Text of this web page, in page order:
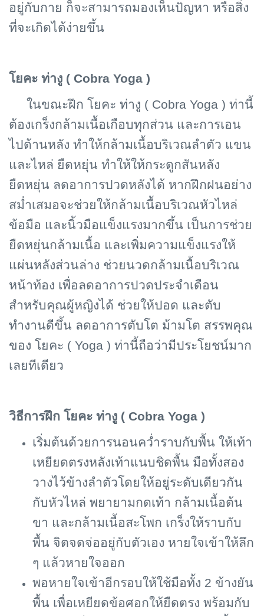
อยู่กับกาย ก็จะสามารถมองเห็นปัญหา หรือสิ่ง
ที่จะเกิดได้ง่ายขึ้น
โยคะ ท่างู ( Cobra Yoga )
ในขณะฝึก โยคะ ท่างู ( Cobra Yoga ) ท่านี้
ต้องเกร็งกล้ามเนื้อเกือบทุกส่วน และการเอน
ไปด้านหลัง ทำให้กล้ามเนื้อบริเวณลำตัว แขน
และไหล่ ยืดหยุ่น ทำให้ให้กระดูกสันหลัง
ยืดหยุ่น ลดอาการปวดหลังได้ หากฝึกฝนอย่าง
สม่ำเสมอจะช่วยให้กล้ามเนื้อบริเวณหัวไหล่
ข้อมือ และนิ้วมือแข็งแรงมากขึ้น เป็นการช่วย
ยืดหยุ่นกล้ามเนื้อ และเพิ่มความแข็งแรงให้
แผ่นหลังส่วนล่าง ช่วยนวดกล้ามเนื้อบริเวณ
หน้าท้อง เพื่อลดอาการปวดประจำเดือน
สำหรับคุณผู้หญิงได้ ช่วยให้ปอด และตับ
ทำงานดีขึ้น ลดอาการตับโต ม้ามโต สรรพคุณ
ของ โยคะ ( Yoga ) ท่านี้ถือว่ามีประโยชน์มาก
เลยทีเดียว
วิธีการฝึก โยคะ ท่างู ( Cobra Yoga )
เริ่มต้นด้วยการนอนคว่ำราบกับพื้น ให้เท้า
เหยียดตรงหลังเท้าแนบชิดพื้น มือทั้งสอง
วางไว้ข้างลำตัวโดยให้อยู่ระดับเดียวกัน
กับหัวไหล่ พยายามกดเท้า กล้ามเนื้อต้น
ขา และกล้ามเนื้อสะโพก เกร็งให้ราบกับ
พื้น จิตจดจ่ออยู่กับตัวเอง หายใจเข้าให้ลึก
ๆ แล้วหายใจออก
พอหายใจเข้าอีกรอบให้ใช้มือทั้ง 2 ข้างยัน
พื้น เพื่อเหยียดข้อศอกให้ยืดตรง พร้อมกับ